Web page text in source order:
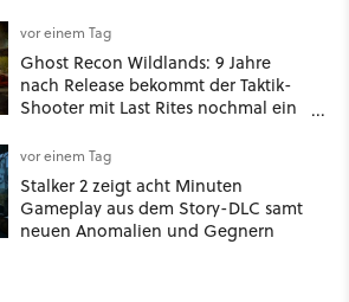
oder Diplomatie
vor einem Tag
Ghost Recon Wildlands: 9 Jahre
nach Release bekommt der Taktik-
Shooter mit Last Rites nochmal ein
vor einem Tag
Stalker 2 zeigt acht Minuten
Gameplay aus dem Story-DLC samt
neuen Anomalien und Gegnern